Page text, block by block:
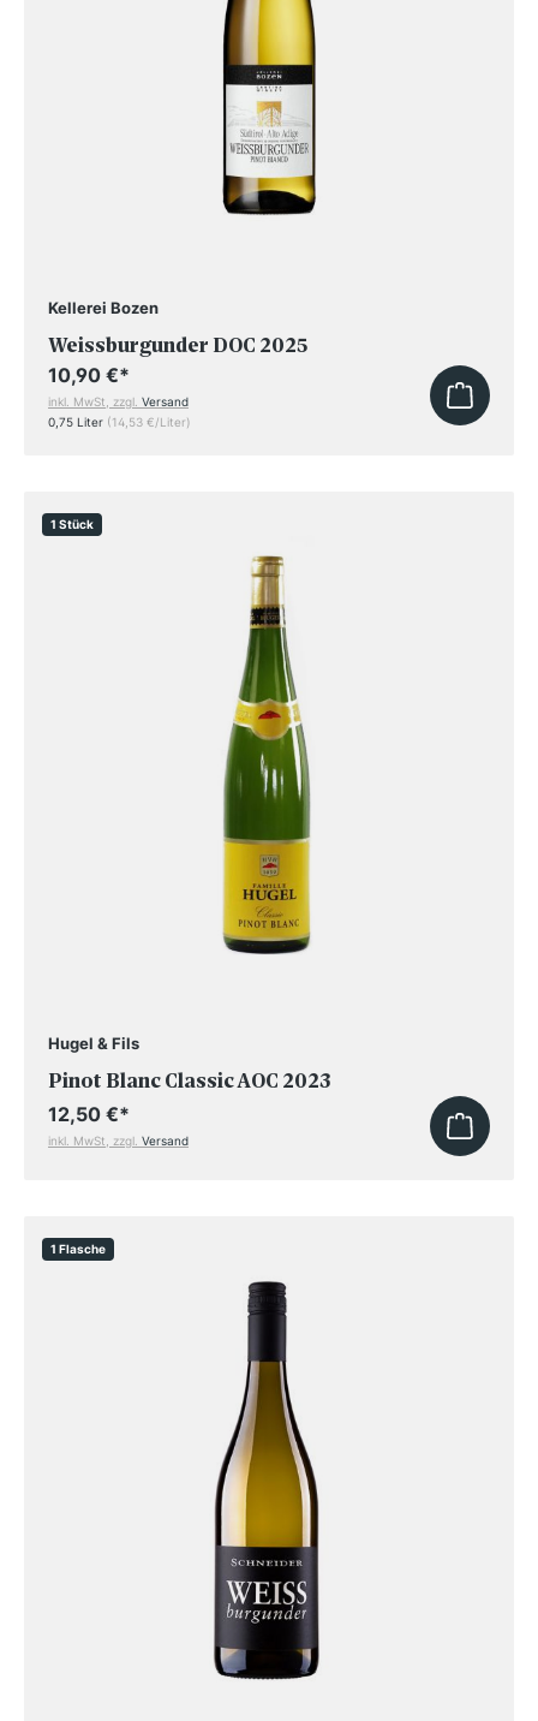
Kellerei Bozen
Weissburgunder DOC 2025
10,90 €*
inkl. MwSt, zzgl. Versand
0,75 Liter (14,53 €/Liter)
1 Stück
Hugel & Fils
Pinot Blanc Classic AOC 2023
12,50 €*
inkl. MwSt, zzgl. Versand
1 Flasche